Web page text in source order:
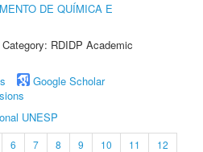
DE QUÍMICA E
RDIDP Academic
Google Scholar
UNESP
6 7 8 9 10 11
12